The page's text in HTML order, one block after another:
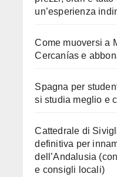
un’esperienza
Come muoversi a
Cercanías e
Spagna per
si studia meglio e
Cattedrale di
definitiva per
dell’Andalusia
e consigli locali)